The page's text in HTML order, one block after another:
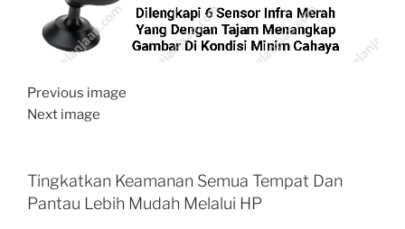
Previous image
Next image
Tingkatkan Keamanan Semua Tempat Dan
Pantau Lebih Mudah Melalui HP